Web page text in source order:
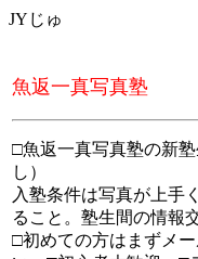
JYじゅ
魚返一真写真塾
□魚返一真写真塾の新
し）
入塾条件は写真が上手
ること。塾生間の情報
□初めての方はまずメ